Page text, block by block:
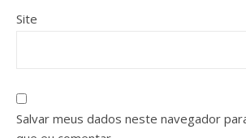
Site
Salvar meus dados neste navegador